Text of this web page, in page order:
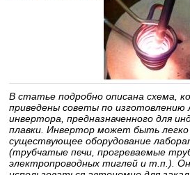
В статье подробно описана схема,
приведены советы по изготовлению
инвертора, предназначенного для
плавки. Инвертор может быть легко
существующее оборудование
(трубчатые печи, прогреваемые
электропроводных тиглей и т.п.).